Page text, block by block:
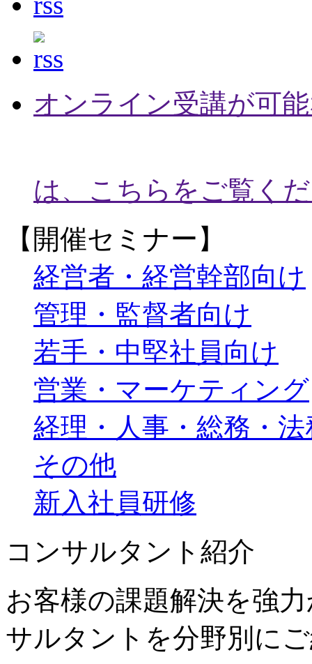
オンライン受講が可
は、こちらをご覧く
【開催セミナー】
経営者・経営幹部向け
管理・監督者向け
若手・中堅社員向け
営業・マーケティング
経理・人事・総務・法
その他
新入社員研修
コンサルタント紹介
お客様の課題解決を強
サルタントを分野別に